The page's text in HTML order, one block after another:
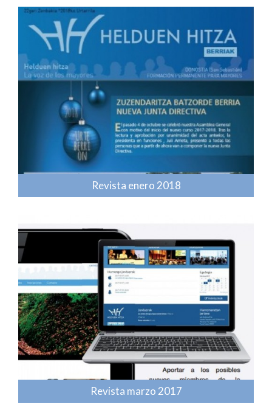
Revista enero 2018
Revista marzo 2017